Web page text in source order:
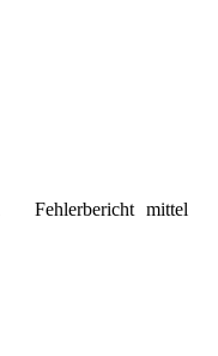
Fehlerbericht mittel